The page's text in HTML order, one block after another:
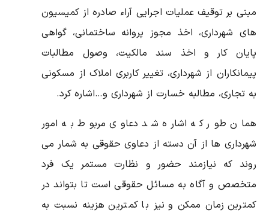
مبنی بر توقیف عملیات اجرایی آراء صادره از کمیسیون
های شهرداری، اخذ مجوز پروانه ساختمانی، گواهی
پایان کار و اخذ سند مالکیت، وصول مطالبات
پیمانکاران از شهرداری، تغییر کاربری املاک از مسکونی
به تجاری، مطالبه خسارت از شهرداری و…اشاره کرد.
همان طور که اشاره شد دعاوی مربوط به امور
شهرداری ها از آن دسته از دعاوی حقوقی به شمار می
روند که نیازمند حضور و نظارت مستمر یک فرد
متخصص و آگاه به مسائل حقوقی است تا بتواند در
کمترین زمان ممکن و نیز با کمترین هزینه نسبت به